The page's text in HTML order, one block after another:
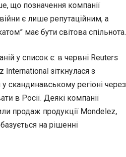
, що позначення компанії
є лише репутаційним, а
має бути світова спільнота.
у список є: в червні Reuters
International зіткнулася з
у скандинавському регіоні через
в Росії. Деякі компанії
продаж продукції Mondelez,
на рішенні